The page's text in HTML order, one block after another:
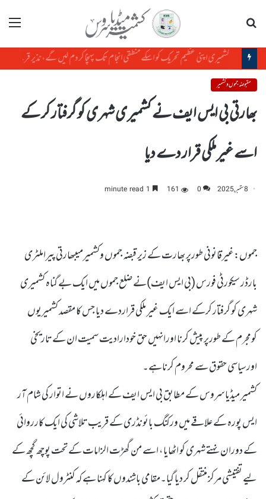
مینو
کشمیری اپنی عظیم تحریک کو اسکے منطقی انجام تک پہنچا کر دم لیں گے، نذیر قریشی
مقبوضہ جموں و کشمیر
بھارتی بی ایس ایف نے کشمیری شہری کو گرفتار کر کے
اسے غیر ملکی قرار دے دیا
8 ستمبر, 2025 0
161
جموں:غیرقانونی طورپر بھارت کے زیر قبضہ جموں وکشمیرمیںبھارتی پیراملٹری
بارڈر سیکورٹی فورس (بی ایس ایف)نے ضلع جموں میں ایک بے گناہ کشمیری
شہری کو گرفتار کرکے اسے ایک غیر ملکی قراردے دیا جس کا مقصد کشمیریوں
کومجرم کے طورپر پیش کرنا اورانہیں حق خودارادیت سمیت ان کے تاریخی
اورسیاسی حقوق سے محروم کرناہے۔
کشمیر میڈیا سروس کے مطابق بی ایس ایف کے اہلکاروں نے اتوار کی شام آر
ایس پورہ کے علاقے میں ورکنگ بائونڈری کے قریب تلاشی کی ایک کارروائی
کے دوران نہتے شہری کو اٹھایا، اسے من گھڑت الزامات کے تحت پوچھ گچھ کے
لیے تفتیشی مرکز منتقل کر دیا گیا۔مقامی باشندوں کا کہنا ہے کہ کنٹرول لائن کے